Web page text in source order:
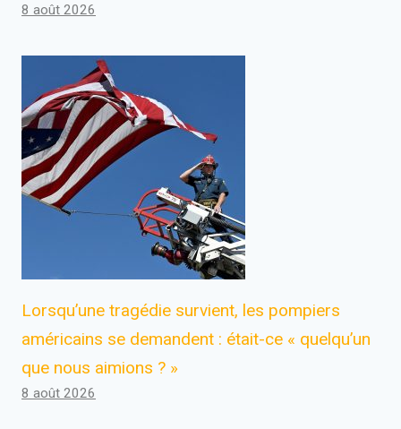
8 août 2026
Lorsqu’une tragédie survient, les pompiers
américains se demandent : était-ce « quelqu’un
que nous aimions ? »
8 août 2026